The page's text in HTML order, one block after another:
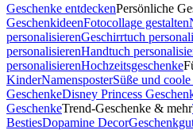
Geschenke entdeckenPersönliche
GeschenkideenFotocollage gestalten
personalisierenGeschirrtuch
personalisierenHandtuch
personalisierenHochzeitsgeschenke
KinderNamensposterSüße und
GeschenkeDisney Princess
GeschenkeTrend-Geschenke & mehr
BestiesDopamine Decor